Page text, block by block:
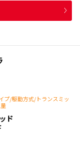
プ/駆動方式/トランスミッ
ド